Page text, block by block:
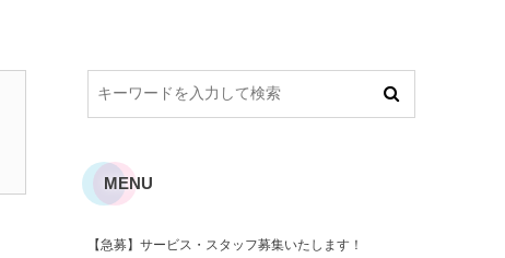
MENU
【急募】サービス・スタッフ募集いたします！